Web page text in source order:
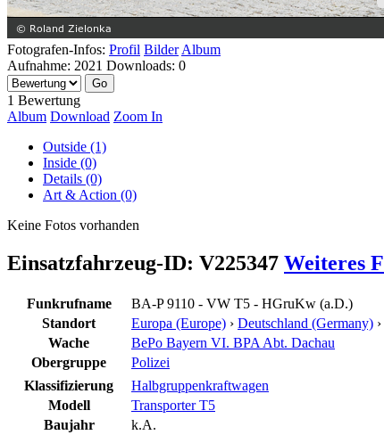
Fotografen-Infos: Profil Bilder Album
Aufnahme: 2021 Downloads: 0
1 Bewertung
Album Download Zoom In
Outside (1)
Inside (0)
Details (0)
Art & Action (0)
Keine Fotos vorhanden
Einsatzfahrzeug-ID: V225347 Weiteres
Funkrufname BA-P 9110 - VW T5 - HGruKw (a.D.)
Standort
Europa (Europe) › Deutschland (Germany) ›
Wache
BePo Bayern VI. BPA Abt. Dachau
Obergruppe
Polizei
Klassifizierung
Halbgruppenkraftwagen
Modell
Transporter T5
Baujahr
k.A.